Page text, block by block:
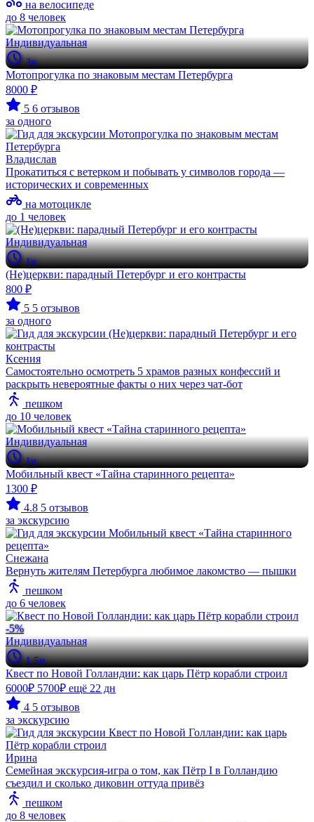
на велосипеде
до 8 человек
Индивидуальная
3ч
Мотопрогулка по знаковым местам Петербурга
8000 ₽
5 6 отзывов
за одного
Владислав
Прокатиться с ветерком и побывать у символов города —
исторических и современных
на мотоцикле
до 1 человек
Индивидуальная
1ч
(Не)церкви: парадный Петербург и его контрасты
800 ₽
5 5 отзывов
за одного
Ксения
Самостоятельно осмотреть 5 храмов разных конфессий и
раскрыть невероятные факты о них через чат-бот
пешком
до 10 человек
Индивидуальная
1ч
Мобильный квест «Тайна старинного рецепта»
1300 ₽
4.8 5 отзывов
за экскурсию
Снежана
Вернуть жителям Петербурга любимое лакомство — пышки
пешком
до 6 человек
-5%
Индивидуальная
1.5ч
Квест по Новой Голландии: как царь Пётр корабли строил
6000₽ 5700₽ ещё 22 дн
4 5 отзывов
за экскурсию
Ирина
Семейная экскурсия-игра о том, как Пётр I в Голландию
съездил и сколько диковин оттуда привёз
пешком
до 8 человек